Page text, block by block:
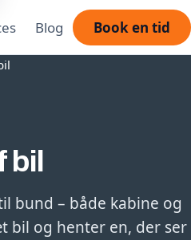
Blog Book en tid
bil
bund – både kabine og
bil og henter en, der ser